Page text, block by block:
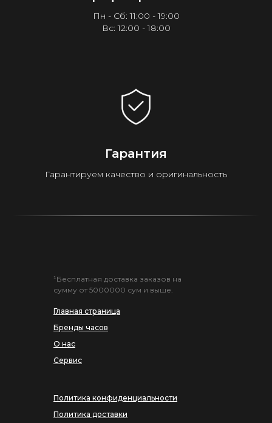
Пн - Сб: 11:00 - 19:00
Вс: 12:00 - 18:00
Гарантия
Гарантируем качество и оригинальность
Главная страница
Бренды часов
О нас
Сервис
¹Бесплатная доставка заказов на
сумму от 5000000 сум и выше.
Политика конфиденциальности
Политика доставки